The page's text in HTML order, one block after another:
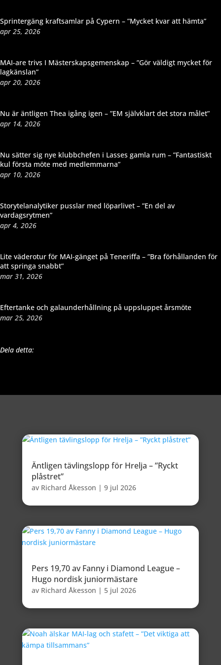
Sprintergäng kraftsamlar på Cypern – ”Mycket kvar att hämta”
apr 25, 2026
MAI-are trivs I Mästerskapsgemenskap – ”Gör väldigt mycket för
lagkänslan”
apr 20, 2026
Nu är äntligen Thea igång igen – ”EM självklart det stora målet”
apr 14, 2026
Nu sätter sig nye klubbchefen i Lasses gamla rum – ”Fantastiskt
kul första möte med medlemmarna”
apr 10, 2026
Storytelanalytiker pusslar med löparlivet – ”En del av
vardagsrytmen”
apr 4, 2026
Lite väderotur för MAI-gänget på Teneriffa – ”Bra förhållanden för
att springa snabbt”
mar 31, 2026
Eftertanke och galaunderhållning på uppsluppet årsmöte
mar 25, 2026
Dela detta:
Äntligen tävlingslopp för Hrelja – ”Ryckt
plåstret”
av Richard Åkesson | 9 jul 2026
Pers 19,70 av Fanny i Diamond League –
Hugo nordisk juniormästare
av Richard Åkesson | 5 jul 2026